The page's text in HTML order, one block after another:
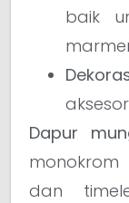
baik
Dapur
dan